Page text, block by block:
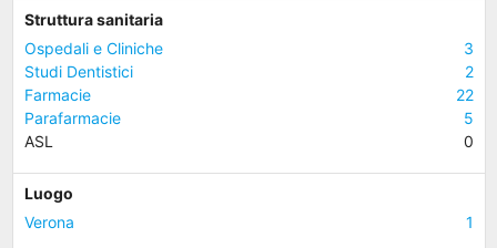
Struttura sanitaria
Ospedali e Cliniche
3
Studi Dentistici
2
Farmacie
22
Parafarmacie
5
ASL
0
Luogo
Verona
1